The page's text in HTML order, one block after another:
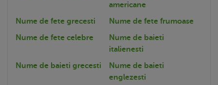
americane
Nume de fete grecesti
Nume de fete frumoase
Nume de fete celebre
Nume de baieti
italienesti
Nume de baieti grecesti
Nume de baieti
englezesti